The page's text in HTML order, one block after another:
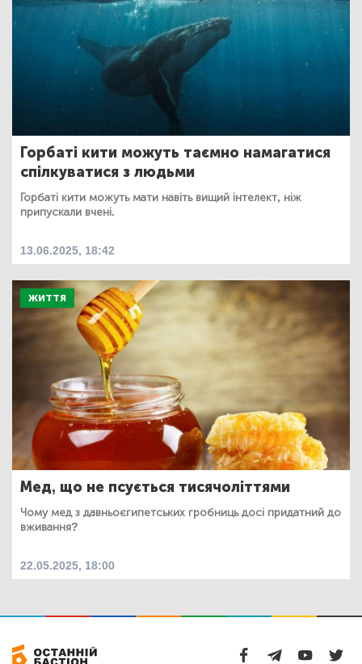
Горбаті кити можуть таємно намагатися
спілкуватися з людьми
Горбаті кити можуть мати навіть вищий інтелект, ніж
припускали вчені.
13.06.2025, 18:42
ЖИТТЯ
Мед, що не псується тисячоліттями
Чому мед з давньоєгипетських гробниць досі придатний до
вживання?
22.05.2025, 18:00